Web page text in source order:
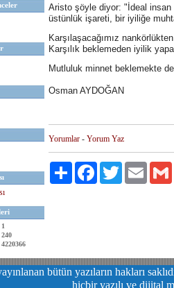
1
240
4220366
Aristo şöyle diyor: "İdeal insan
üstünlük işareti, bir iyiliğe
Karşılaşacağımız
Karşılık beklemeden iyilik
Mutluluk minnet beklemekte
Osman AYDOĞAN
Yorumlar - Yorum Yaz
Paylaş FacebookTwitter Email
bütün yazıların hakları
hiçbir yazılı ve dijital